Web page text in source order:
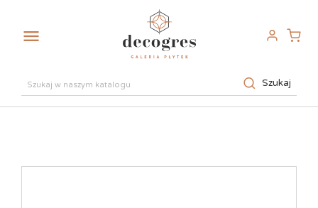

Szukaj